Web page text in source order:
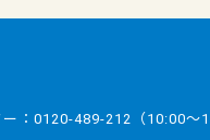
： 0120-489-212 （10:00～